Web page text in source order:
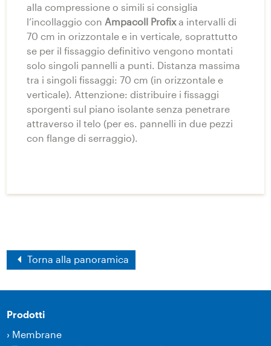
alla compressione o simili si consiglia
l’incollaggio con Ampacoll Profixa intervalli di
70 cm in orizzontale e in verticale, soprattutto
se per il fissaggio definitivo vengono montati
solo singoli pannelli a punti. Distanza massima
tra i singoli fissaggi: 70 cm (in orizzontale e
verticale). Attenzione: distribuire i fissaggi
sporgenti sul piano isolante senza penetrare
attraverso il telo (per es. pannelli in due pezzi
con flange di serraggio).
Torna alla panoramica
Prodotti
› Membrane